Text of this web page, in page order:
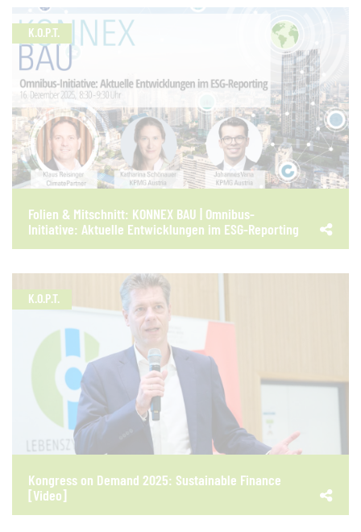
K.O.P.T.
Folien & Mitschnitt: KONNEX BAU | Omnibus-
Initiative: Aktuelle Entwicklungen im ESG-Reporting
K.O.P.T.
Kongress on Demand 2025: Sustainable Finance
[Video]